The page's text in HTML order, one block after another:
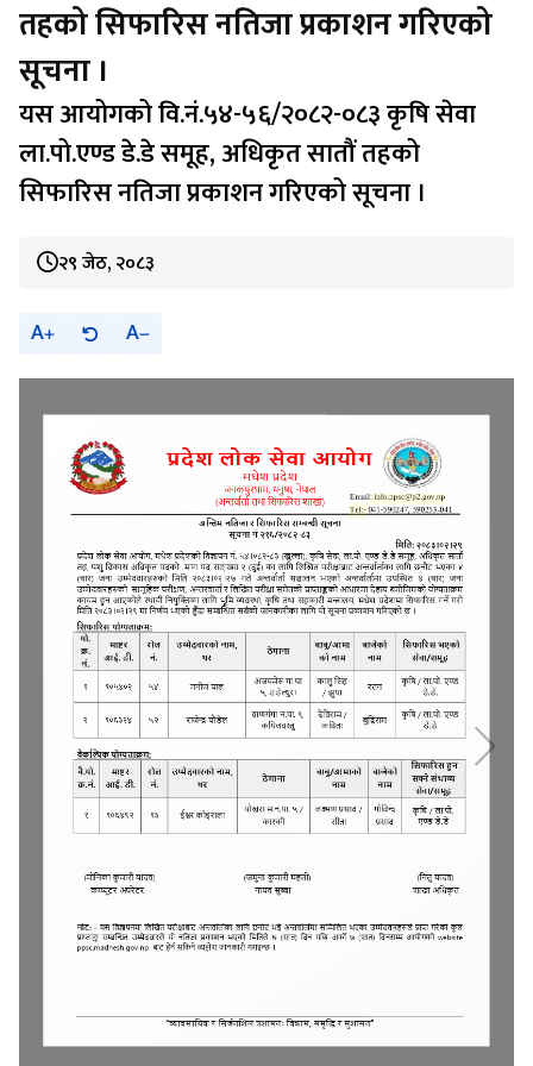
तहको सिफारिस नतिजा प्रकाशन गरिएको
सूचना ।
यस आयोगको वि.नं.५४-५६/२०८२-०८३ कृषि सेवा
ला.पो.एण्ड डे.डे समूह, अधिकृत सातौं तहको
सिफारिस नतिजा प्रकाशन गरिएको सूचना ।
२९ जेठ, २०८३
A A